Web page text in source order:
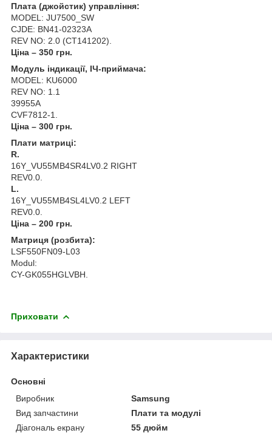
Плата (джойстик) управління:
MODEL: JU7500_SW
CJDE: BN41-02323A
REV NO: 2.0 (CT141202).
Ціна – 350 грн.
Модуль індикації, ІЧ-приймача:
MODEL: KU6000
REV NO: 1.1
39955A
CVF7812-1.
Ціна – 300 грн.
Плати матриці:
R.
16Y_VU55MB4SR4LV0.2 RIGHT
REV0.0.
L.
16Y_VU55MB4SL4LV0.2 LEFT
REV0.0.
Ціна – 200 грн.
Матриця (розбита):
LSF550FN09-L03
Modul:
CY-GK055HGLVBH.
Приховати
Характеристики
Основні
Виробник
Samsung
Вид запчастини
Плати та модулі
Діагональ екрану
55 дюйм